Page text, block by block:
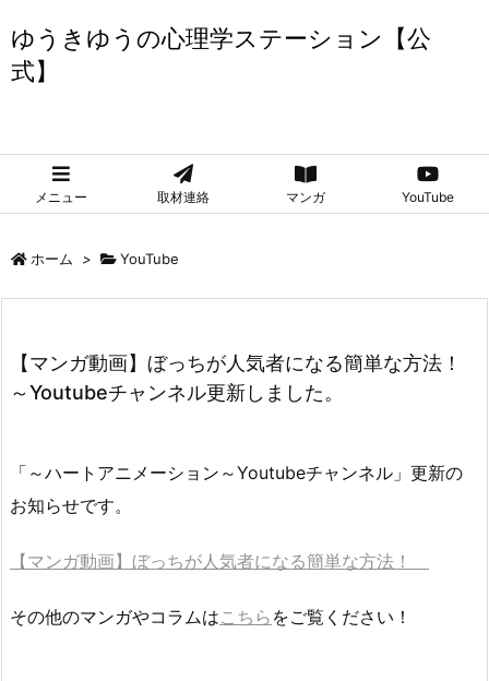
ゆうきゆうの心理学ステーション【公
式】
メニュー 取材連絡 マンガ YouTube
ホーム > YouTube
【マンガ動画】ぼっちが人気者になる簡単な方法！
～Youtubeチャンネル更新しました。
「～ハートアニメーション～Youtubeチャンネル」更新の
お知らせです。
【マンガ動画】ぼっちが人気者になる簡単な方法！
その他のマンガやコラムはこちら をご覧ください！